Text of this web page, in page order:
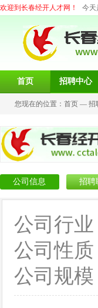
欢迎到长春经开人才网！ 今天
首页 招聘中心
您现在的位置： 首页 — 招
公司信息 招聘
公司行
公司性
公司规模